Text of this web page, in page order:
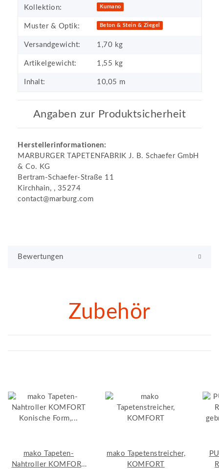
Kollektion: Kumano
Muster & Optik: Beton & Stein & Ziegel
Versandgewicht: 1,70 kg
Artikelgewicht: 1,55 kg
Inhalt: 10,05 m
Angaben zur Produktsicherheit
Herstellerinformationen:
MARBURGER TAPETENFABRIK J. B. Schaefer GmbH
& Co. KG
Bertram-Schaefer-Straße 11
Kirchhain, , 35274
contact@marburg.com
Bewertungen
Zubehör
mako Tapeten-
Nahtroller KOMFORT
mako Tapetenstreicher,
KOMFORT